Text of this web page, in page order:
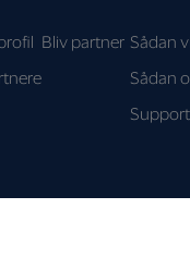
Bliv partner Sådan
Sådan
Support